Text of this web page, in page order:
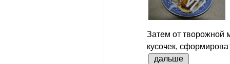
Затем от творожной
кусочек,
дальше